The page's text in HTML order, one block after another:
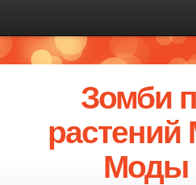
Зомби
растений
Моды